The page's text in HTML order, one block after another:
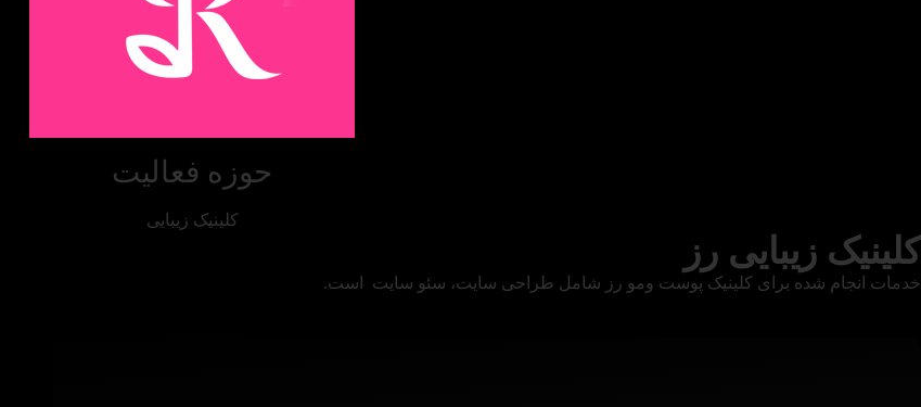
حوزه فعالیت
کلینیک زیبایی
کلینیک زیبایی رز
خدمات انجام شده برای کلینیک پوست ومو رز شامل طراحی سایت، سئو سایت است.